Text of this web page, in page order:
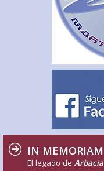
IN MEMORIAM
El legado de Arbacia